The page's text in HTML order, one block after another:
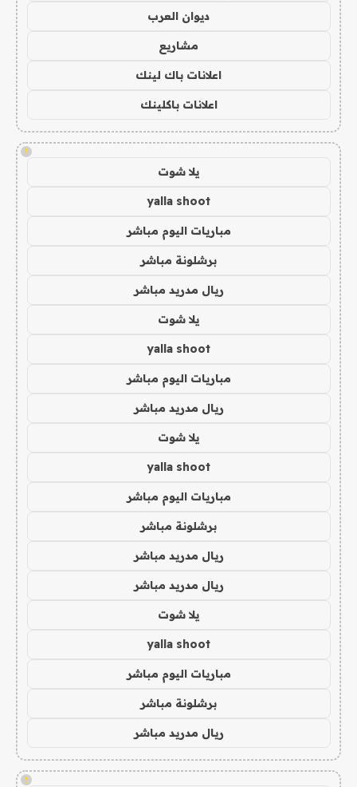
ديوان العرب
مشاريع
اعلانات باك لينك
اعلانات باكلينك
!
يلا شوت
yalla shoot
مباريات اليوم مباشر
برشلونة مباشر
ريال مدريد مباشر
يلا شوت
yalla shoot
مباريات اليوم مباشر
ريال مدريد مباشر
يلا شوت
yalla shoot
مباريات اليوم مباشر
برشلونة مباشر
ريال مدريد مباشر
ريال مدريد مباشر
يلا شوت
yalla shoot
مباريات اليوم مباشر
برشلونة مباشر
ريال مدريد مباشر
!